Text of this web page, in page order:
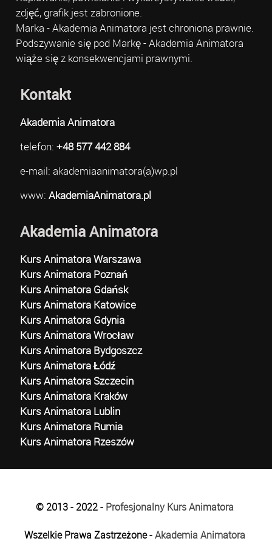
zdjęć, grafik jest zabronione.
Marka - Akademia Animatora jest chroniona prawnie.
Podszywanie się pod Markę - Akademia Animatora
wiąże się z konsekwencjami prawnymi.
Kontakt
Akademia Animatora
telefon: +48 577 442 884
e-mail: akademiaanimatora(a)wp.pl
www: AkademiaAnimatora.pl
Akademia Animatora
Kurs Animatora Warszawa
Kurs Animatora Poznań
Kurs Animatora Gdańsk
Kurs Animatora Katowice
Kurs Animatora Gdynia
Kurs Animatora Wrocław
Kurs Animatora Bydgoszcz
Kurs Animatora Łódź
Kurs Animatora Szczecin
Kurs Animatora Kraków
Kurs Animatora Lublin
Kurs Animatora Rumia
Kurs Animatora Rzeszów
© 2013 - 2022 - Profesjonalny Kurs Animatora
Wszelkie Prawa Zastrzeżone -Akademia Animatora